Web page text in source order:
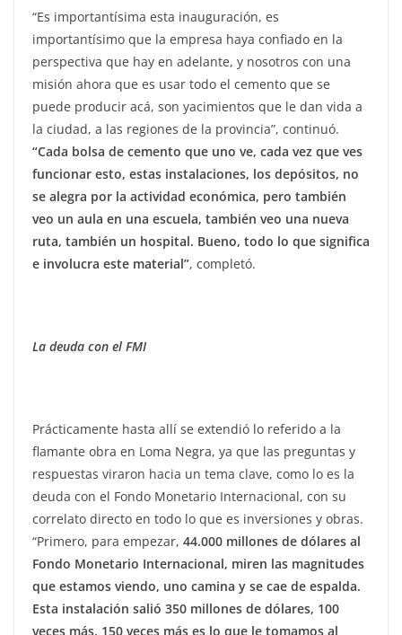
“Es importantísima esta inauguración, es
importantísimo que la empresa haya confiado en la
perspectiva que hay en adelante, y nosotros con una
misión ahora que es usar todo el cemento que se
puede producir acá, son yacimientos que le dan vida a
la ciudad, a las regiones de la provincia”, continuó.
“Cada bolsa de cemento que uno ve, cada vez que ves
funcionar esto, estas instalaciones, los depósitos, no
se alegra por la actividad económica, pero también
veo un aula en una escuela, también veo una nueva
ruta, también un hospital. Bueno, todo lo que significa
e involucra este material”, completó.
La deuda con el FMI
Prácticamente hasta allí se extendió lo referido a la
flamante obra en Loma Negra, ya que las preguntas y
respuestas viraron hacia un tema clave, como lo es la
deuda con el Fondo Monetario Internacional, con su
correlato directo en todo lo que es inversiones y obras.
“Primero, para empezar, 44.000 millones de dólares al
Fondo Monetario Internacional, miren las magnitudes
que estamos viendo, uno camina y se cae de espalda.
Esta instalación salió 350 millones de dólares, 100
veces más, 150 veces más es lo que le tomamos al